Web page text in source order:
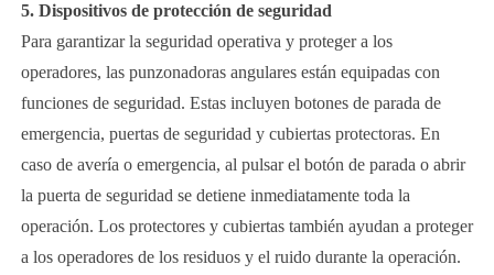
5. Dispositivos de protección de seguridad
Para garantizar la seguridad operativa y proteger a los
operadores, las punzonadoras angulares están equipadas con
funciones de seguridad. Estas incluyen botones de parada de
emergencia, puertas de seguridad y cubiertas protectoras. En
caso de avería o emergencia, al pulsar el botón de parada o abrir
la puerta de seguridad se detiene inmediatamente toda la
operación. Los protectores y cubiertas también ayudan a proteger
a los operadores de los residuos y el ruido durante la operación.